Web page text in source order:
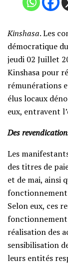
Kinshasa. Les
démocratique
jeudi 02 Juillet
Kinshasa pour
rémunérations
élus locaux
eux, entravent
Des
Les
des titres de
et de mai, ainsi
fonctionnement
Selon eux, ces
fonctionnement
réalisation des
sensibilisation
leurs entités